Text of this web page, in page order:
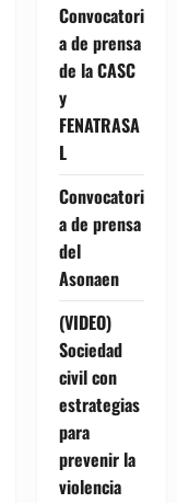
Convocatori
a de prensa
de la CASC
y
FENATRASA
L
Convocatori
a de prensa
del
Asonaen
(VIDEO)
Sociedad
civil con
estrategias
para
prevenir la
violencia